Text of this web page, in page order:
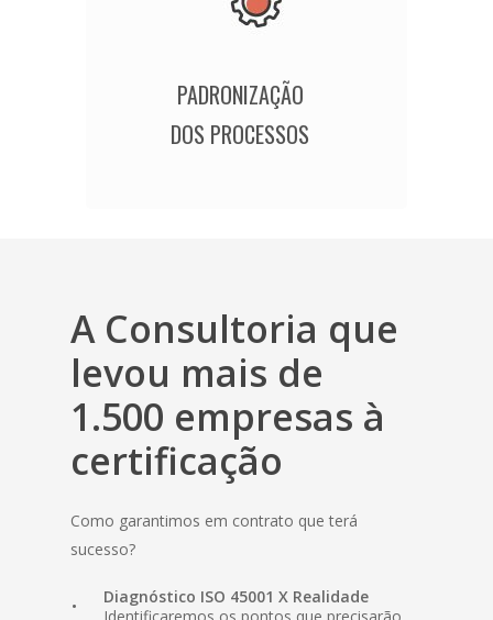
PADRONIZAÇÃO
DOS PROCESSOS
A Consultoria que
levou mais de
1.500 empresas à
certificação
Como garantimos em contrato que terá
sucesso?
Diagnóstico ISO 45001 X Realidade